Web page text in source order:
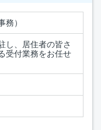
務）
し、居住者の皆さ
受付業務をお任せ